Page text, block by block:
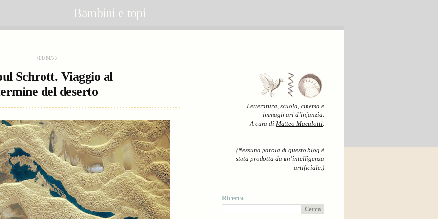
Bambini e topi
03/09/22
Schrott. Viaggio al
del deserto
Letteratura, scuola, cinema e
immaginari d’infanzia.
A cura di Matteo Maculotti.
(Nessuna parola di questo blog è
stata prodotta da un’intelligenza
artificiale.)
Ricerca